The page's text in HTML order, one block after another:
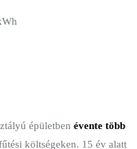
épületben évente több
költségeken. 15 év alatt